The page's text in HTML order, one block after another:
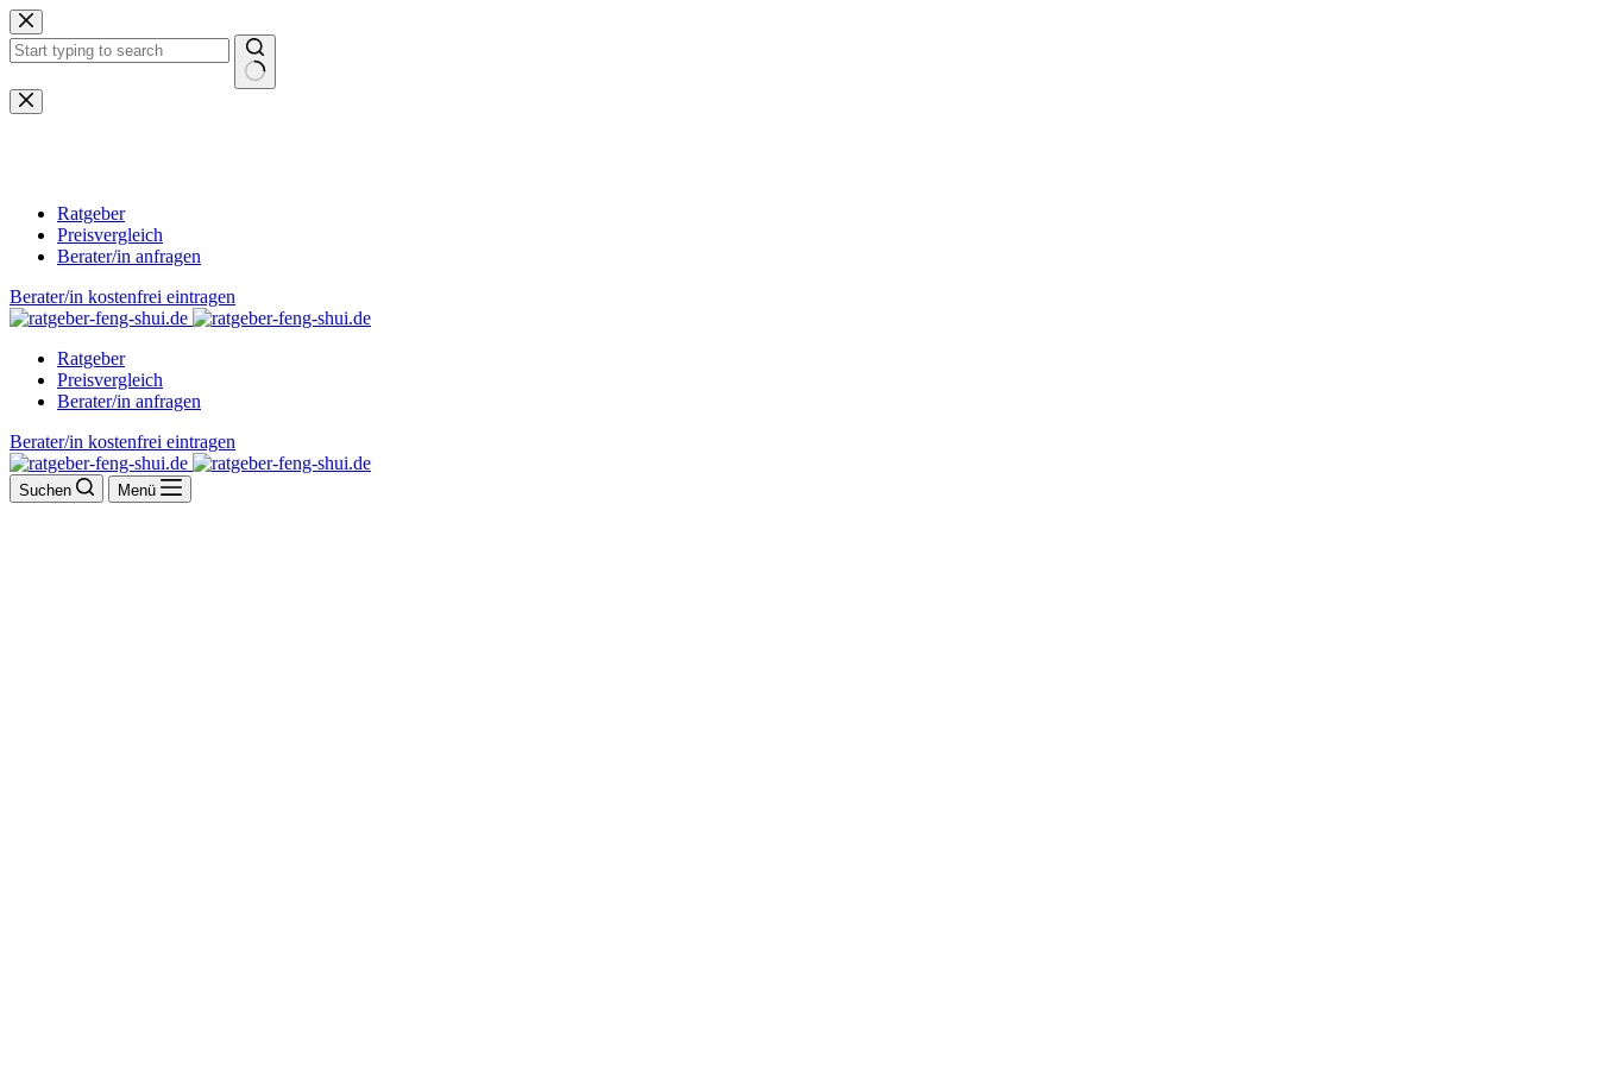
Zum
Inhalt
springen
Keine
Ergebnisse
Ratgeber
Preisvergleich
Berater/in anfragen
Berater/in kostenfrei eintragen
Ratgeber
Preisvergleich
Berater/in anfragen
Berater/in kostenfrei eintragen
Suchen Menü